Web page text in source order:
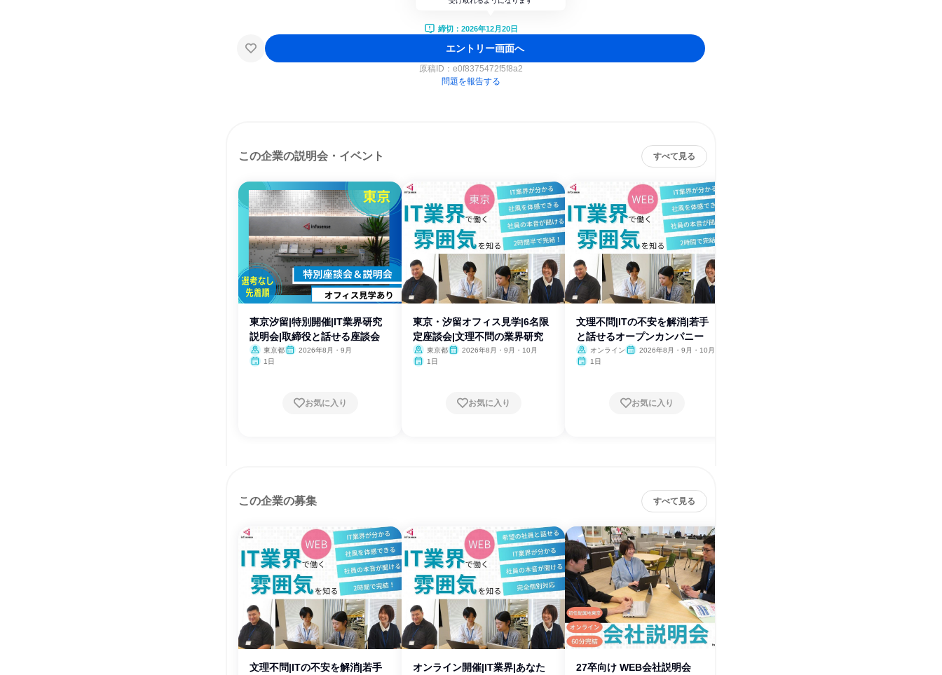
締切：2026年12月20日
エントリー画面へ
原稿ID： e0f8375472f5f8a2
問題を報告する
この企業の説明会・イベント すべて見る
東京汐留|特別開催|IT業界研究
説明会|取締役と話せる座談会
東京都
2026年8月・9月
1日
お気に入り
東京・汐留オフィス見学|6名限
定座談会|文理不問の業界研究
東京都
2026年8月・9月・10月
1日
お気に入り
文理不問|ITの不安を解消|若手
と話せるオープンカンパニー
オンライン
2026年8月・9月・10月
1日
お気に入り
この企業の募集 すべて見る
文理不問|ITの不安を解消|若手
オンライン開催|IT業界|あなた
27卒向け WEB会社説明会